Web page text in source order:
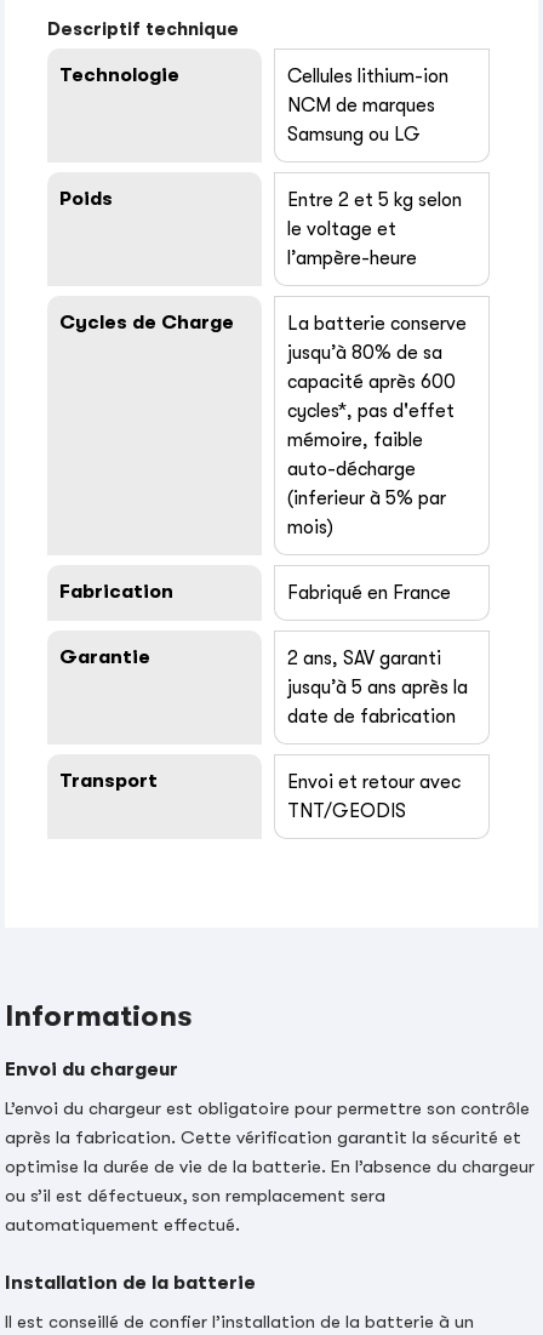
Descriptif technique
Technologie
Cellules lithium-ion
NCM de marques
Samsung ou LG
Poids
Entre 2 et 5 kg selon
le voltage et
l’ampère-heure
Cycles de Charge
La batterie conserve
jusqu’à 80% de sa
capacité après 600
cycles*, pas d'effet
mémoire, faible
auto-décharge
(inferieur à 5% par
mois)
Fabrication Fabriqué en France
Garantie
2 ans, SAV garanti
jusqu’à 5 ans après la
date de fabrication
Transport
Envoi et retour avec
TNT/GEODIS
Informations
Envoi du chargeur
L’envoi du chargeur est obligatoire pour permettre son contrôle
après la fabrication. Cette vérification garantit la sécurité et
optimise la durée de vie de la batterie. En l’absence du chargeur
ou s’il est défectueux, son remplacement sera
automatiquement effectué.
Installation de la batterie
Il est conseillé de confier l’installation de la batterie à un